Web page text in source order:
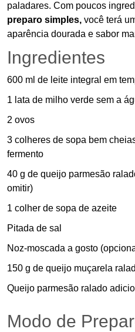
paladares. Com poucos
preparo simples, você terá
aparência dourada e sabor
Ingredientes
600 ml de leite integral em
1 lata de milho verde sem a
2 ovos
3 colheres de sopa bem
fermento
40 g de queijo parmesão
omitir)
1 colher de sopa de azeite
Pitada de sal
Noz-moscada a gosto
150 g de queijo muçarela
Queijo parmesão ralado
Modo de